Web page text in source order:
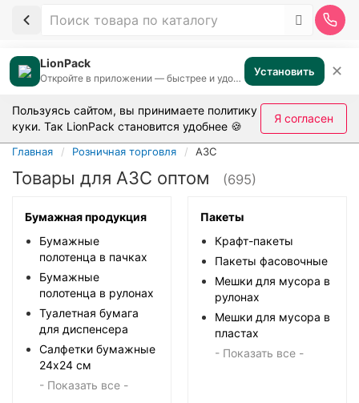
LionPack
Откройте в приложении — быстрее и удобнее Установить ✕
Пользуясь сайтом, вы принимаете политику
куки. Так LionPack становится удобнее 🍪
Я согласен
Главная Розничная торговля АЗС
Товары для АЗС оптом (695)
Бумажная продукция
Бумажные
полотенца в пачках
Бумажные
полотенца в рулонах
Туалетная бумага
для диспенсера
Салфетки бумажные
24х24 см
- Показать все -
Пакеты
Крафт-пакеты
Пакеты фасовочные
Мешки для мусора в
рулонах
Мешки для мусора в
пластах
- Показать все -